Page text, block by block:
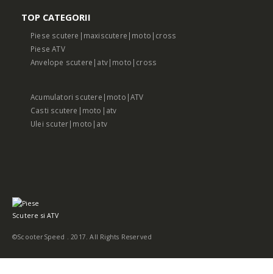
TOP CATEGORII
Piese scutere|maxiscutere|moto|cross
Piese ATV
Anvelope scutere|atv|moto|cross
Acumulatori scutere|moto|ATV
Casti scutere|moto|atv
Ulei scuter|moto|atv
©ScooterSpeed . 2017. All Rights Reserved